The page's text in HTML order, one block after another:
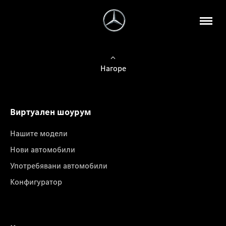
Нагоре
Виртуален шоурум
Нашите модели
Нови автомобили
Употребявани автомобили
Конфигуратор